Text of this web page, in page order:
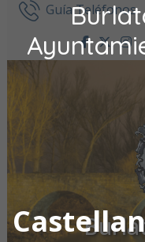
Ir al contenidoGuía Teléfonos